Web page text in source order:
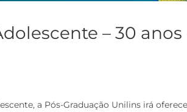
– 30 anos
a Pós-Graduação Unilins irá